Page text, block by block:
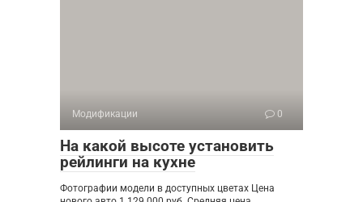
Модификации 0
На какой высоте установить
рейлинги на кухне
Фотографии модели в доступных цветах Цена